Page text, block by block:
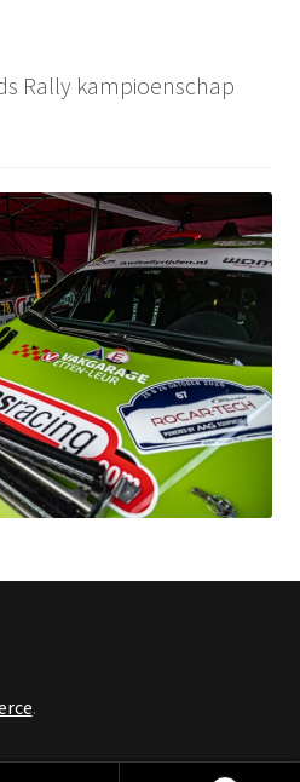
Rally kampioenschap
.